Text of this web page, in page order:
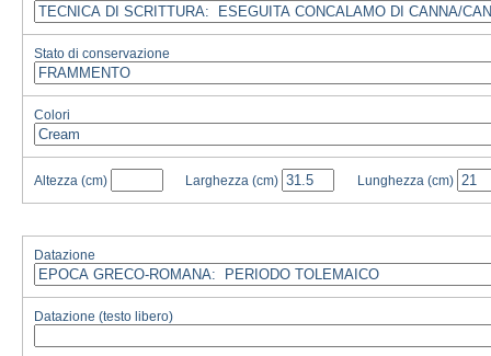
Stato di conservazione
Colori
Altezza (cm) Larghezza (cm) Lunghezza (cm)
Datazione
Datazione (testo libero)